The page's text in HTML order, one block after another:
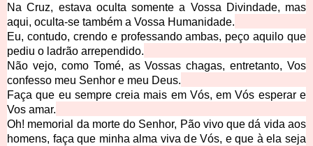
Na Cruz, estava oculta somente a Vossa Divindade, mas
aqui, oculta-se também a Vossa Humanidade.
Eu, contudo, crendo e professando ambas, peço aquilo que
pediu o ladrão arrependido.
Não vejo, como Tomé, as Vossas chagas, entretanto, Vos
confesso meu Senhor e meu Deus.
Faça que eu sempre creia mais em Vós, em Vós esperar e
Vos amar.
Oh! memorial da morte do Senhor, Pão vivo que dá vida aos
homens, faça que minha alma viva de Vós, e que à ela seja